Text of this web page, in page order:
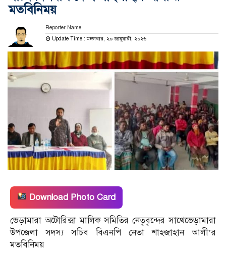
মতবিনিময়
Reporter Name
Update Time : মঙ্গলবার, ২০ জানুয়ারী, ২০২৬
Download Photo Card
ভেড়ামারা অটোরিক্সা মালিক সমিতির নেতৃবৃন্দের সাথেভেড়ামারা
উপজেলা সদস্য সচিব বিএনপি নেতা শাহজাহান আলী’র
মতবিনিময়